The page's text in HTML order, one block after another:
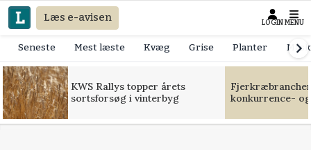
Læs e-avisen LOGIN MENU
Seneste Mest læste Kvæg Grise Planter
KWS Rallys topper årets
sortsforsøg i vinterbyg
konkurrence-